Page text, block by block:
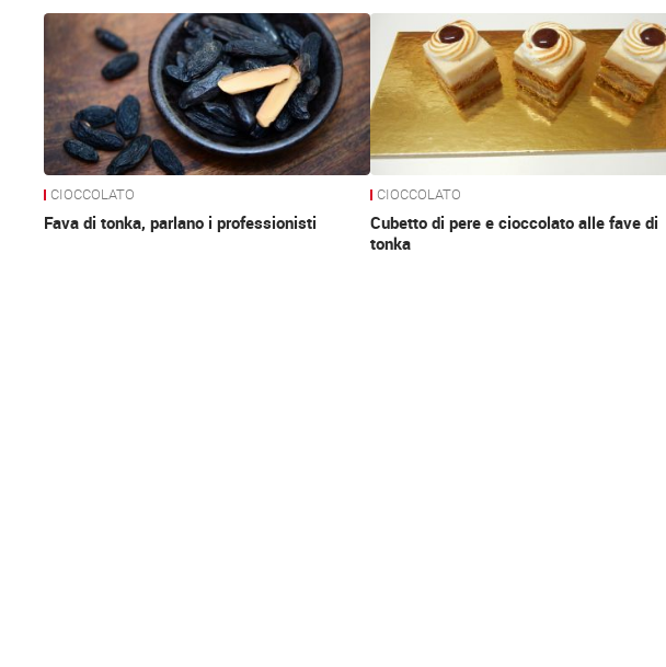
News
CIOCCOLATO
Fava di tonka, parlano i professionisti
CIOCCOLATO
Cubetto di pere e cioccolato alle fave di
tonka